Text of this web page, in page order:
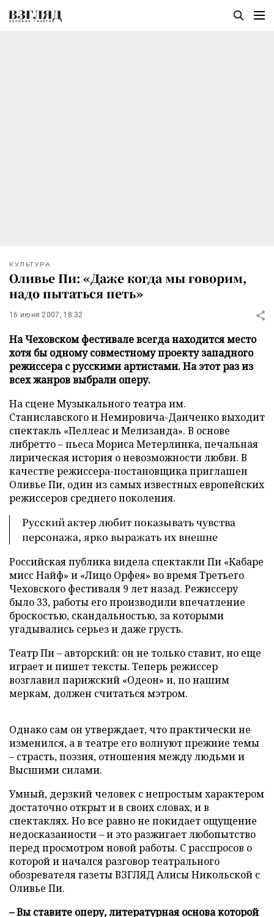
КУЛЬТУРА
Оливье Пи: «Даже когда мы говорим,
надо пытаться петь»
16 июня 2007, 18:32
На Чеховском фестивале всегда находится место
хотя бы одному совместному проекту западного
режиссера с русскими артистами. На этот раз из
всех жанров выбрали оперу.
На сцене Музыкального театра им.
Станиславского и Немировича-Данченко выходит
спектакль «Пеллеас и Мелизанда». В основе
либретто – пьеса Мориса Метерлинка, печальная
лирическая история о невозможности любви. В
качестве режиссера-постановщика приглашен
Оливье Пи, один из самых известных европейских
режиссеров среднего поколения.
Русский актер любит показывать чувства
персонажа, ярко выражать их внешне
Российская публика видела спектакли Пи «Кабаре
мисс Найф» и «Лицо Орфея» во время Третьего
Чеховского фестиваля 9 лет назад. Режиссеру
было 33, работы его производили впечатление
броскостью, скандальностью, за которыми
угадывались серьез и даже грусть.
Театр Пи – авторский: он не только ставит, но еще
играет и пишет тексты. Теперь режиссер
возглавил парижский «Одеон» и, по нашим
меркам, должен считаться мэтром.
Однако сам он утверждает, что практически не
изменился, а в театре его волнуют прежние темы
– страсть, поэзия, отношения между людьми и
Высшими силами.
Умный, дерзкий человек с непростым характером
достаточно открыт и в своих словах, и в
спектаклях. Но все равно не покидает ощущение
недосказанности – и это разжигает любопытство
перед просмотром новой работы. С расспросов о
которой и начался разговор театрального
обозревателя газеты ВЗГЛЯД Алисы Никольской с
Оливье Пи.
– Вы ставите оперу, литературная основа которой